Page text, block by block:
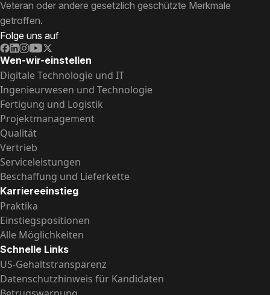
Veteran oder andere gesetzlich geschützte Merkmale
getroffen.
Folge uns auf
Wen-wir-einstellen
Digitale Technologie und IT
Ingenieurwesen und Technologie
Fertigung und Logistik
Projektmanagement
Qualität
Vertrieb
Serviceleistungen
Beschaffung und Lieferkette
Karriereeinstieg
Praktika
Einstiegspositionen
Alle Möglichkeiten
Schnelle Links
US-Gehalts­transparenz
Datenschutzhinweis für Kandidaten